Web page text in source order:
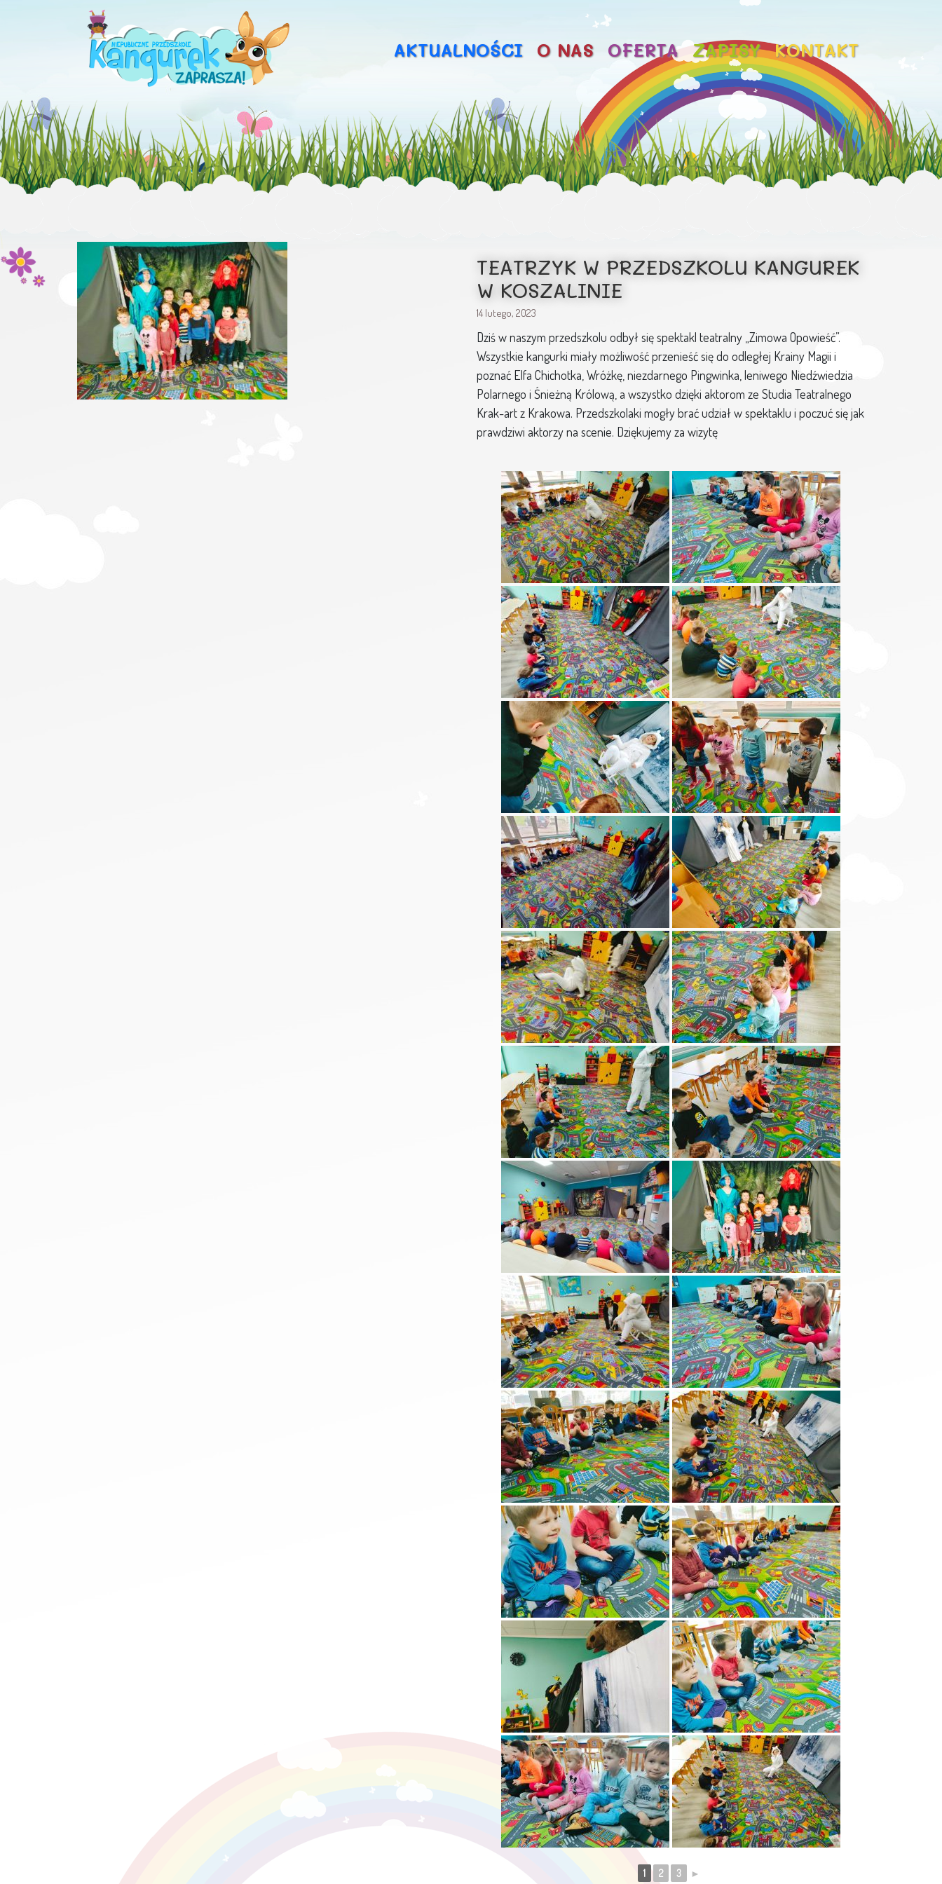
AKTUALNOŚCI O NAS OFERTA ZAPISY KONTAKT
TEATRZYK W PRZEDSZKOLU KANGUREK
W KOSZALINIE
14 lutego, 2023
Dziś w naszym przedszkolu odbył się spektakl teatralny „Zimowa Opowieść”.
Wszystkie kangurki miały możliwość przenieść się do odległej Krainy Magii i
poznać Elfa Chichotka, Wróżkę, niezdarnego Pingwinka, leniwego Niedźwiedzia
Polarnego i Śnieżną Królową, a wszystko dzięki aktorom ze Studia Teatralnego
Krak-art z Krakowa. Przedszkolaki mogły brać udział w spektaklu i poczuć się jak
prawdziwi aktorzy na scenie. Dziękujemy za wizytę
1 2 3 ►